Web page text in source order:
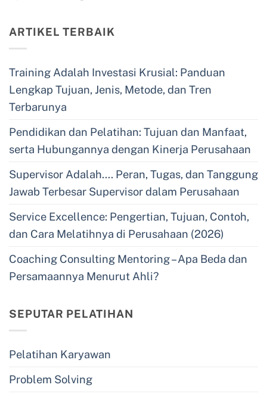
ARTIKEL TERBAIK
Training Adalah Investasi Krusial: Panduan
Lengkap Tujuan, Jenis, Metode, dan Tren
Terbarunya
Pendidikan dan Pelatihan: Tujuan dan Manfaat,
serta Hubungannya dengan Kinerja Perusahaan
Supervisor Adalah…. Peran, Tugas, dan Tanggung
Jawab Terbesar Supervisor dalam Perusahaan
Service Excellence: Pengertian, Tujuan, Contoh,
dan Cara Melatihnya di Perusahaan (2026)
Coaching Consulting Mentoring – Apa Beda dan
Persamaannya Menurut Ahli?
SEPUTAR PELATIHAN
Pelatihan Karyawan
Problem Solving